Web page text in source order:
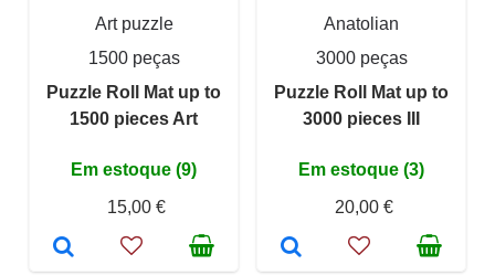
Art puzzle
1500 peças
Puzzle Roll Mat up to
1500 pieces Art
Em estoque (9)
15,00 €
Anatolian
3000 peças
Puzzle Roll Mat up to
3000 pieces III
Em estoque (3)
20,00 €